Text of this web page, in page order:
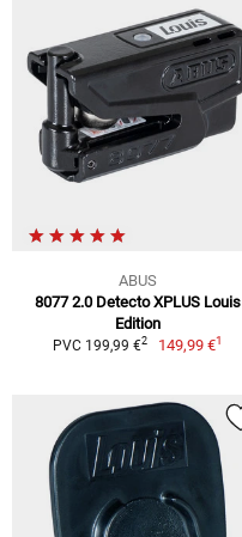
ABUS
8077 2.0 Detecto XPLUS Louis
Edition
PVC 199,99 €2 149,99 €1